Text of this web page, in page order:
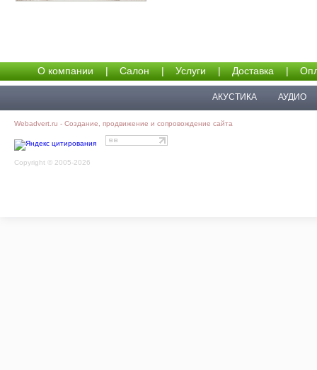
О компании | Салон | Услуги | Доставка |
АКУСТИКА АУДИО
Webadvert.ru - Создание, продвижение и сопровождение сайта
Copyright © 2005-2026